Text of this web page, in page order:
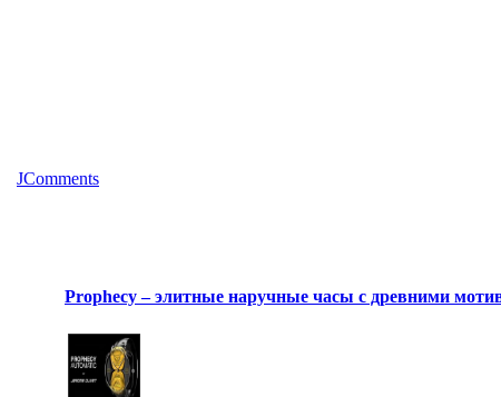
JComments
Prophecy – элитные наручные часы с древними